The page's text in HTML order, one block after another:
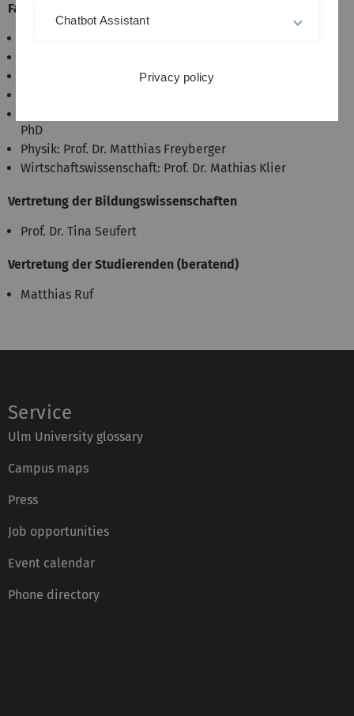
Fachvertretung
Informatik: Prof. Dr.-Ing. Franz J. Hauck
PhD
Physik: Prof. Dr. Matthias Freyberger
Wirtschaftswissenschaft: Prof. Dr. Mathias Klier
Vertretung der Bildungswissenschaften
Prof. Dr. Tina Seufert
Vertretung der Studierenden (beratend)
Matthias Ruf
Service
Ulm University glossary
Campus maps
Press
Job opportunities
Event calendar
Phone directory
Chatbot Assistant
Privacy policy